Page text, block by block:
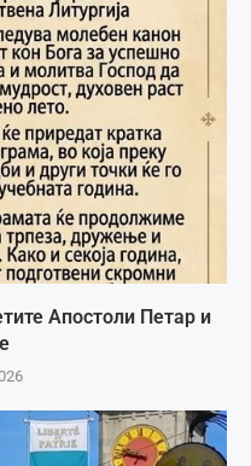
Апостоли Петар и